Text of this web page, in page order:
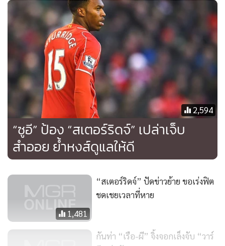
ข่าวอื่นในหมวด
ติดตามข่าวสารผ่านทาง LINE
MGR Online Application
ติดตาม MGR Online